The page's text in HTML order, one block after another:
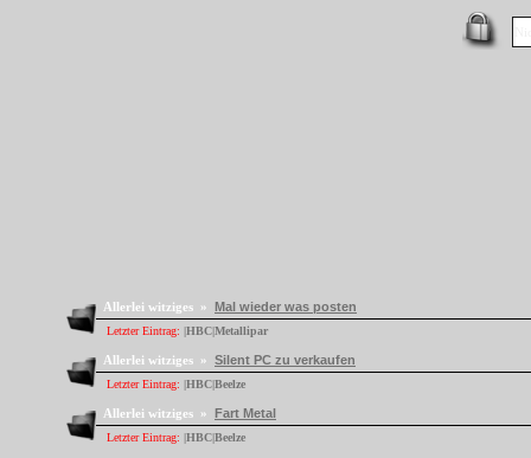
Allerlei witziges » Mal wieder was posten
Letzter Eintrag: |HBC|Metallipar
Allerlei witziges » Silent PC zu verkaufen
Letzter Eintrag: |HBC|Beelze
Allerlei witziges » Fart Metal
Letzter Eintrag: |HBC|Beelze